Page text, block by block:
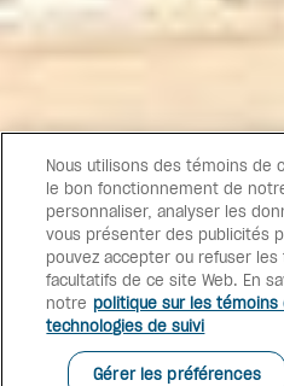
Nous utilisons des témoins de
le bon fonctionnement de
personnaliser, analyser les
vous présenter des publicités
pouvez accepter ou refuser
facultatifs de ce site Web. En
notre politique sur les
technologies de suivi
Gérer les préférences